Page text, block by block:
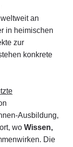
an
in heimischen
zur
konkrete
Ausbildung,
wo Wissen,
Die